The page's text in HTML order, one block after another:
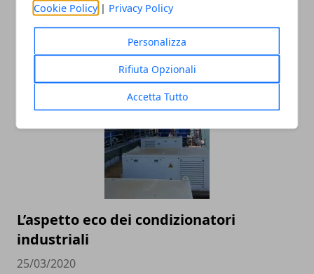
Cookie Policy | Privacy Policy
Personalizza
Rifiuta Opzionali
Accetta Tutto
Perché scegliere prodotti
L’aspetto eco dei condizionatori
industriali
25/03/2020